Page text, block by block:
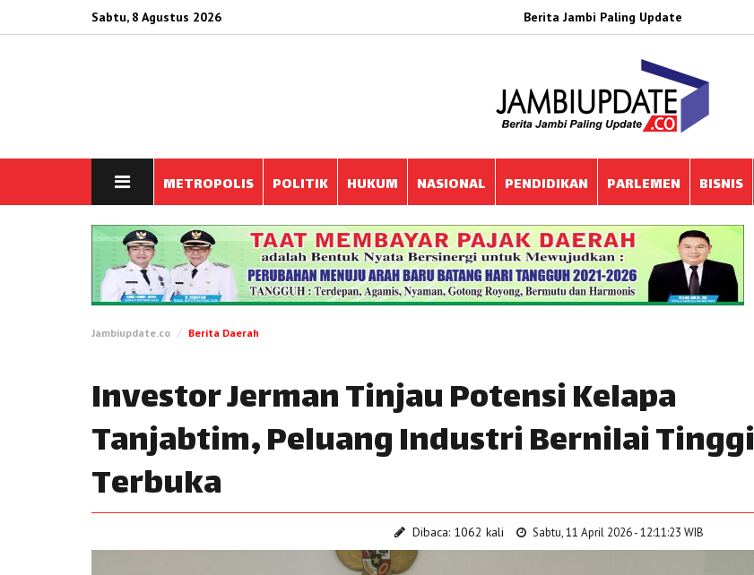
Sabtu, 8 Agustus 2026 Berita Jambi Paling Update
METROPOLIS POLITIK HUKUM NASIONAL PENDIDIKAN PARLEMEN BISNIS
Jambiupdate.co Berita Daerah
Investor Jerman Tinjau Potensi Kelapa
Tanjabtim, Peluang Industri Bernilai Tinggi
Terbuka
Dibaca: 1062 kali Sabtu, 11 April 2026 - 12:11:23 WIB